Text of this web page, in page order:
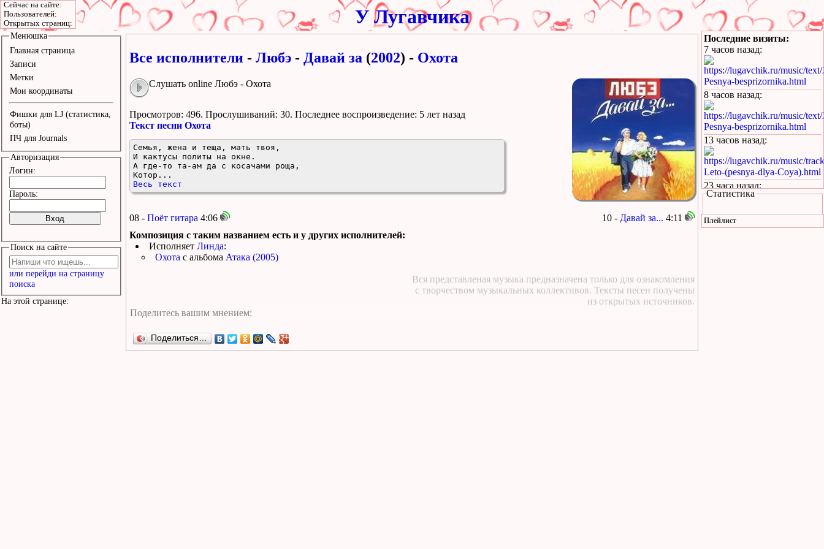
У Лугавчика
Все исполнители - Любэ - Давай за (2002) - Охота
Слушать online Любэ - Охота
Просмотров: 496. Прослушиваний: 30. Поcледнее воспроизведение: 5 лет назад
Текст песни Охота
Семья, жена и теща, мать твоя,
И кактусы политы на окне.
А где-то та-ам да с косачами роща,
Котор...
Весь текст
08 - Поёт гитара 4:06 10 - Давай за... 4:11
Композиция с таким названием есть и у других исполнителей:
Исполняет Линда:
Охота с альбома Атака (2005)
Вся представленая музыка предназначена только для ознакомления
с творчеством музыкальных коллективов. Тексты песен получены
из открытых источников.
Поделиться…
Менюшка
Главная страница
Записи
Метки
Мои координаты
Фишки для LJ (статистика,
боты)
ПЧ для Journals
Авторизация
Логин:
Пароль:
Поиск на сайте
или перейди на страницу
поиска
На этой странице:
Последние визиты:
7 часов назад:
https://lugavchik.ru/music/
Pesnya-besprizornika.html
8 часов назад:
https://lugavchik.ru/music/
Pesnya-besprizornika.html
13 часов назад:
https://lugavchik.ru/music/
Leto-(pesnya-dlya-Coya).html
23 часа назад:
Haru---Mamburu.html
1 день назад:
Статистика
Плейлист
Сейчас на сайте:
Пользователей:
Открытых страниц: